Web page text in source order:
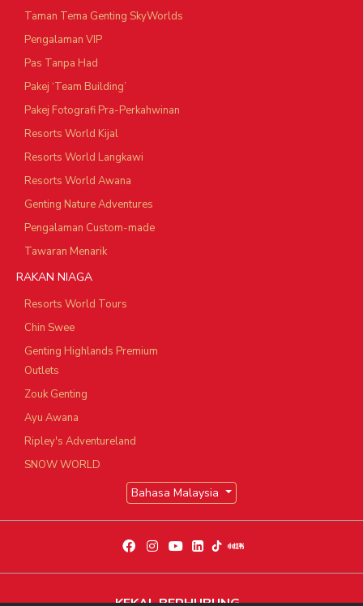
Taman Tema Genting SkyWorlds
Pengalaman VIP
Pas Tanpa Had
Pakej ‘Team Building’
Pakej Fotografi Pra-Perkahwinan
Resorts World Kijal
Resorts World Langkawi
Resorts World Awana
Genting Nature Adventures
Pengalaman Custom-made
Tawaran Menarik
RAKAN NIAGA
Resorts World Tours
Chin Swee
Genting Highlands Premium
Outlets
Zouk Genting
Ayu Awana
Ripley's Adventureland
SNOW WORLD
Bahasa Malaysia